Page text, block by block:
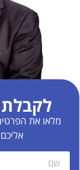
לקבלת
מלאו את